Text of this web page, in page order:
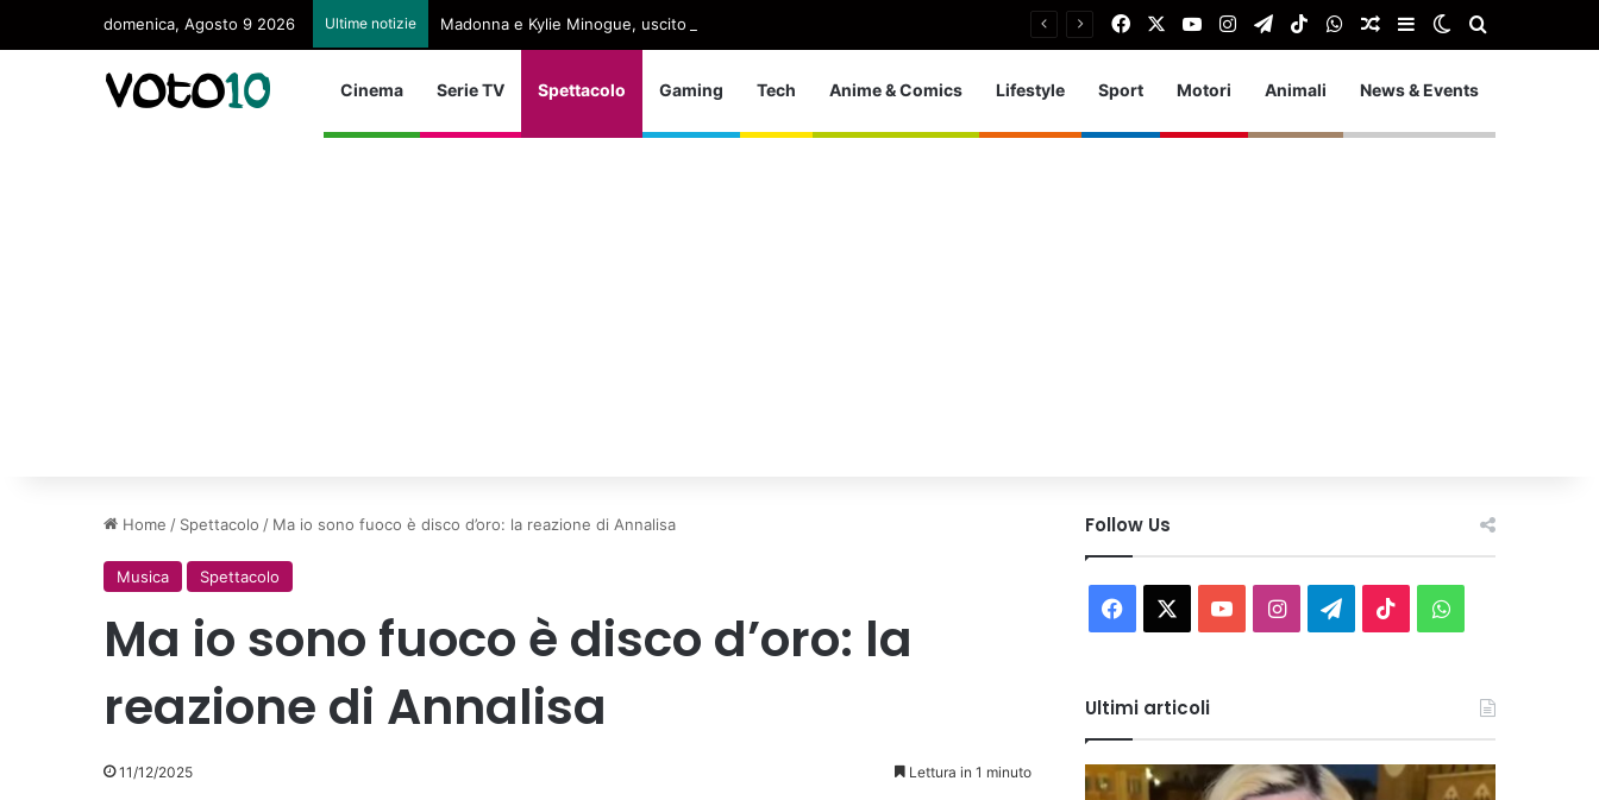
domenica, Agosto 9 2026 Ultime notizie Madonna e Kylie Minogue, uscito Love Sensation (Afterhours Mix) FacebookYou TubeInstagram
TelegramTikTokWhatsApp
Articolo Random
Barra laterale
Cambia aspetto
Cinema Serie TV Spettacolo Gaming Tech Anime & Comics Lifestyle Sport Motori Animali News & Events
Home / Spettacolo / Ma io sono fuoco è disco d’oro: la reazione di Annalisa
Musica Spettacolo
Ma io sono fuoco è disco d’oro: la
reazione di Annalisa
11/12/2025 Lettura in 1 minuto
Follow Us
Facebook You InstagramTelegram
TikTokWhatsApp
Ultimi articoli